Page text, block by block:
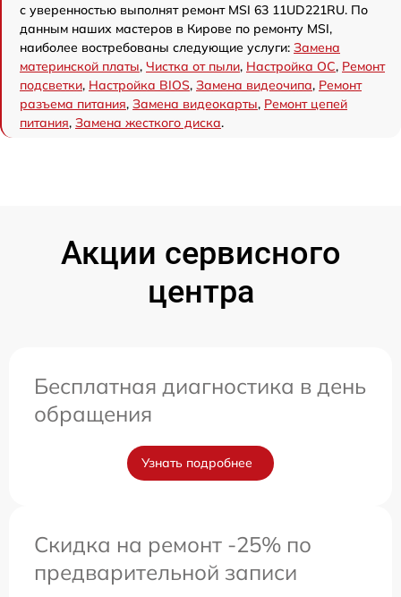
с уверенностью выполнят ремонт MSI 63 11UD221RU. По
данным наших мастеров в Кирове по ремонту MSI,
наиболее востребованы следующие услуги: Замена
материнской платы, Чистка от пыли, Настройка ОС, Ремонт
подсветки, Настройка BIOS, Замена видеочипа, Ремонт
разъема питания, Замена видеокарты, Ремонт цепей
питания, Замена жесткого диска.
Акции сервисного
центра
Бесплатная диагностика в день
обращения
Узнать подробнее
Скидка на ремонт -25% по
предварительной записи